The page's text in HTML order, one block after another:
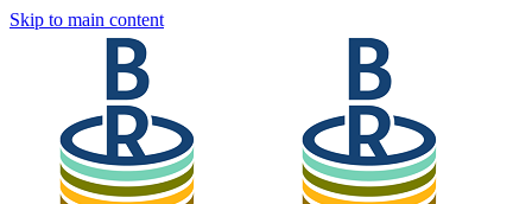
Skip to main content